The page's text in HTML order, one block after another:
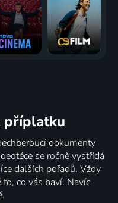
příplatku
dokumenty
se ročně vystřídá
dalších pořadů. Vždy
co vás baví. Navíc